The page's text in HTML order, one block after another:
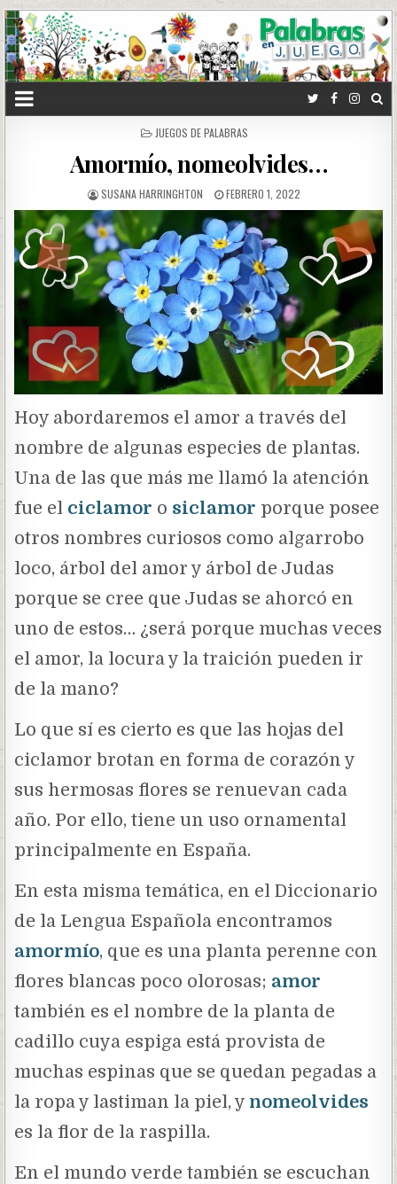
POSTED
JUEGOS DE PALABRAS
Amormío, nomeolvides…
SUSANA HARRINGHTON FEBRERO 1, 2022
Hoy abordaremos el amor a través del
nombre de algunas especies de plantas.
Una de las que más me llamó la atención
fue el ciclamor o siclamor porque posee
otros nombres curiosos como algarrobo
loco, árbol del amor y árbol de Judas
porque se cree que Judas se ahorcó en
uno de estos… ¿será porque muchas veces
el amor, la locura y la traición pueden ir
de la mano?
Lo que sí es cierto es que las hojas del
ciclamor brotan en forma de corazón y
sus hermosas flores se renuevan cada
año. Por ello, tiene un uso ornamental
principalmente en España.
En esta misma temática, en el Diccionario
de la Lengua Española encontramos
amormío, que es una planta perenne con
flores blancas poco olorosas; amor
también es el nombre de la planta de
cadillo cuya espiga está provista de
muchas espinas que se quedan pegadas a
la ropa y lastiman la piel, y nomeolvides
es la flor de la raspilla.
En el mundo verde también se escuchan